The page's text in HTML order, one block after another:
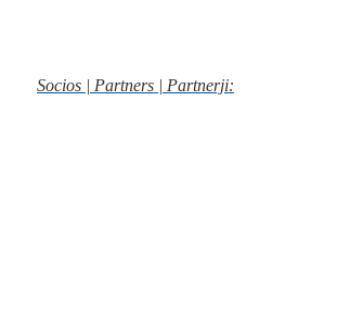
Socios | Partners | Partnerji: